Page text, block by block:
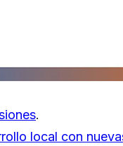
.
local con